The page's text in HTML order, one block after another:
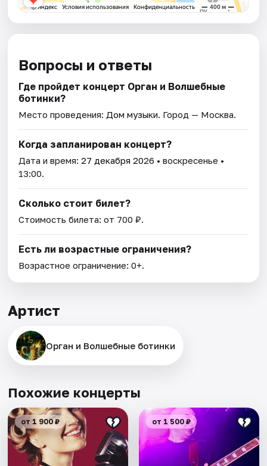
Вопросы и ответы
Где пройдет концерт Орган и Волшебные
ботинки?
Место проведения: Дом музыки. Город — Москва.
Когда запланирован концерт?
Дата и время:27 декабря 2026 • воскресенье •
13:00.
Сколько стоит билет?
Стоимость билета: от 700 ₽.
Есть ли возрастные ограничения?
Возрастное ограничение: 0+.
Артист
Орган и Волшебные ботинки
Похожие концерты
от 1 900 ₽ от 1 500 ₽